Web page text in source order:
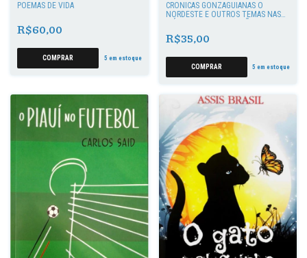
POEMAS DE VIDA
R$60,00
5 em estoque
CRÔNICAS GONZAGUIANAS O
NORDESTE E OUTROS TEMAS NAS
R$35,00
5 em estoque